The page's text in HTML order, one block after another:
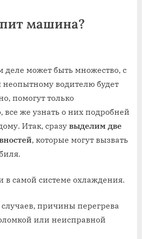
машина?
может быть множество, с
неопытному водителю будет
помогут только
же узнать о них подробней
Итак, сразу выделим две
, которые могут вызвать
в самой системе охлаждения.
причины перегрева
или неисправной